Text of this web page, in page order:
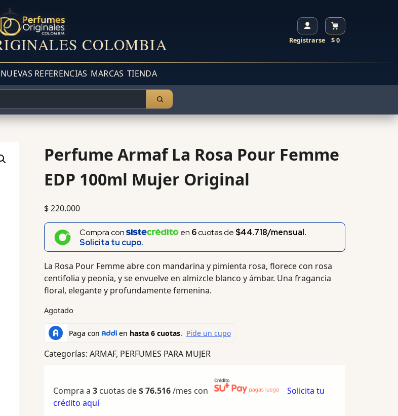
COLOMBIA Registrarse $ 0
NUEVAS REFERENCIAS MARCAS TIENDA
Perfume Armaf La Rosa Pour Femme
EDP 100ml Mujer Original
$220.000
Compra con en 6cuotas de $44.718/mensual.
Solicita tu cupo.
La Rosa Pour Femme abre con mandarina y pimienta rosa, florece con rosa
centifolia y peonía, y se envuelve en almizcle blanco y ámbar. Una fragancia
floral, elegante y profundamente femenina.
Agotado
Categorías: ARMAF, PERFUMES PARA MUJER
Compra a 3cuotas de$76.516/mes con
Solicita tu
crédito aquí